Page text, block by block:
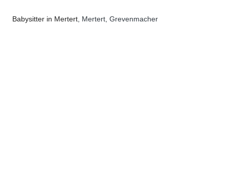
Babysitter in Mertert , Mertert, Grevenmacher